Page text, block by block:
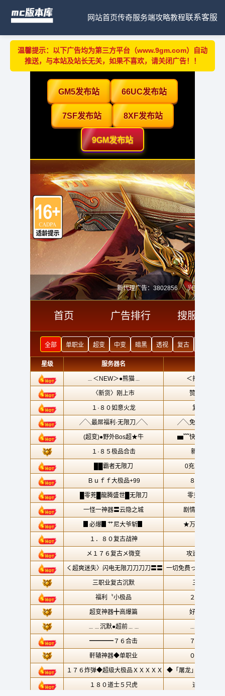
网站首页传奇服务端攻略教程联系客服
温馨提示：以下广告均为第三方平台（www.9gm.com）自动
推送，与本站及站长无关，如果不喜欢，请关闭广告！！